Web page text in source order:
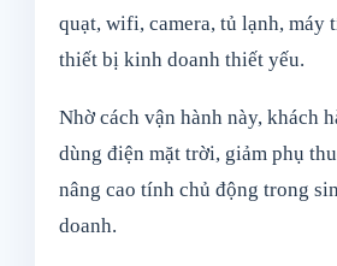
quạt, wifi, camera, tủ lạnh, máy
thiết bị kinh doanh thiết yếu.
Nhờ cách vận hành này, khách
dùng điện mặt trời, giảm phụ
nâng cao tính chủ động trong
doanh.